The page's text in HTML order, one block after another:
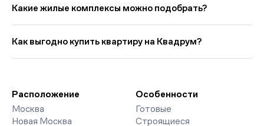
представлено: 5 ЖК. Цены начинаются от 18 960 128 руб.,
минимальная площадь от 28 кв. м. Ипотечный платёж — от
112 086 руб. в мес. Средняя цена кв. метра в этой подборке
Какие жилые комплексы можно подобрать?
от эконом- до премиум-класса. На страницах ЖК доступны
отзывы жильцов о качестве строительства, интерактивный
генплан корпусов, сроки сдачи, особенности
Как выгодно купить квартиру на Квадрум?
организует просмотр и поможет одобрить ипотеку по
минимальной ставке. Чтобы зафиксировать цену, оставьте
заявку на обратный звонок.
Расположение
Москва
Новая Москва
Особенности
Готовые
Строящиеся